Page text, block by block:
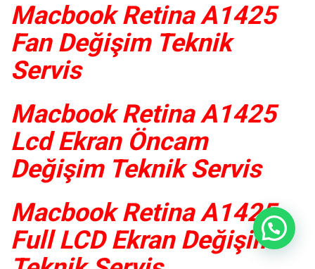
Macbook Retina A1425
Fan Değişim Teknik
Servis
Macbook Retina A1425
Lcd Ekran Öncam
Değişim Teknik Servis
Macbook Retina A1425
Full LCD Ekran Değişim